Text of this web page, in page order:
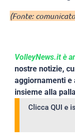
(Fonte:
VolleyNews.it è
nostre notizie,
aggiornamenti e
insieme alla
Clicca QUI e